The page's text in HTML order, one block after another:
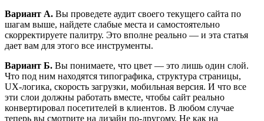
Вариант А. Вы проведете аудит своего текущего сайта по
шагам выше, найдете слабые места и самостоятельно
скорректируете палитру. Это вполне реально — и эта статья
дает вам для этого все инструменты.
Вариант Б. Вы понимаете, что цвет — это лишь один слой.
Что под ним находятся типографика, структура страницы,
UX-логика, скорость загрузки, мобильная версия. И что все
эти слои должны работать вместе, чтобы сайт реально
конвертировал посетителей в клиентов. В любом случае
теперь вы смотрите на дизайн по-другому. Не как на